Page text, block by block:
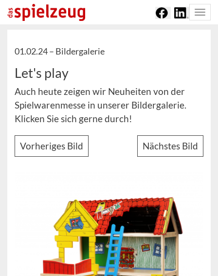
01.02.24 – Bildergalerie
Let's play
Auch heute zeigen wir Neuheiten von der
Spielwarenmesse in unserer Bildergalerie.
Klicken Sie sich gerne durch!
Vorheriges Bild Nächstes Bild